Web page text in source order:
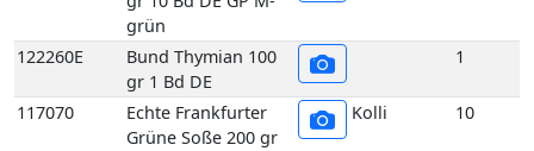
Grüne Soße 200 gr
10 Stück DE GP H-
grün
Echte Frankfurter
Grüne Soße 200 gr
1 Stück DE